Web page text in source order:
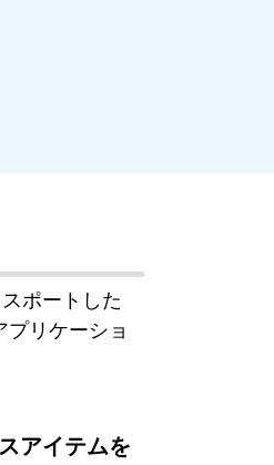
ポートした
リケーショ
アイテムを